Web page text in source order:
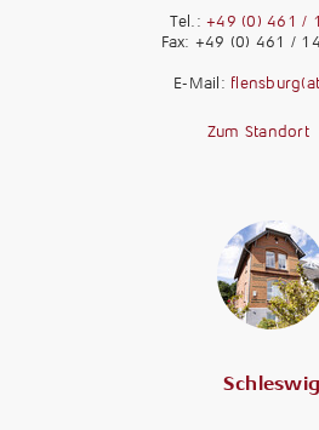
Tel.:+49 (0) 461 /
Fax: +49 (0) 461 /
E-Mail:
Zum Standort
Schleswig